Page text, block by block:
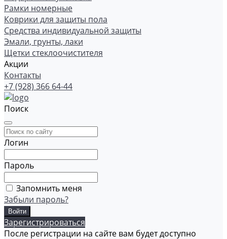
Рамки номерные
Коврики для защиты пола
Средства индивидуальной защиты
Эмали, грунты, лаки
Щетки стеклоочистителя
Акции
Контакты
+7 (928) 366 64-44
Поиск
Логин
Пароль
Запомнить меня
Забыли пароль?
Зарегистрироваться
После регистрации на сайте вам будет доступно